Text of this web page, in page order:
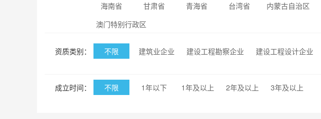
海南省
甘肃省 青海省 台湾省 内蒙古自治区
澳门特别行政区
资质类别： 不限 建筑业企业 建设工程勘察企业 建设工程设计企业
成立时间： 不限 1年以下 1年及以上 2年及以上 3年及以上